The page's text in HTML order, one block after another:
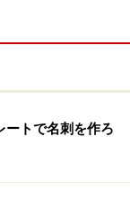
ートで名刺を作ろ